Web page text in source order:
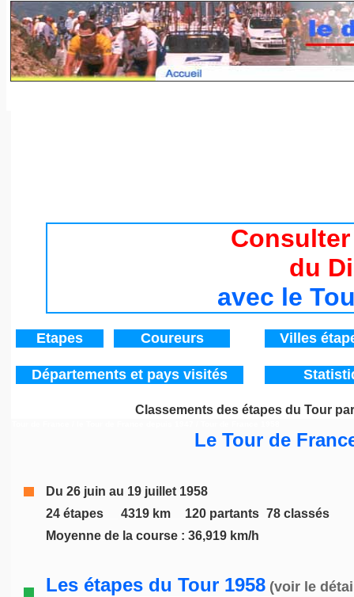
du
avec le
Etapes Coureurs Villes
Départements et pays visités
Classements des étapes du Tour
Le Tour de
Du 26 juin au 19 juillet 1958
24 étapes
4319 km 120 partants 78 classés
Moyenne de la course : 36,919 km/h
Les étapes du Tour 1958 (voir le